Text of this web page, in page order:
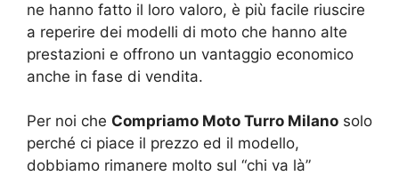
ne hanno fatto il loro valoro, è più facile riuscire
a reperire dei modelli di moto che hanno alte
prestazioni e offrono un vantaggio economico
anche in fase di vendita.
Per noi che Compriamo Moto Turro Milano solo
perché ci piace il prezzo ed il modello,
dobbiamo rimanere molto sul “chi va là”